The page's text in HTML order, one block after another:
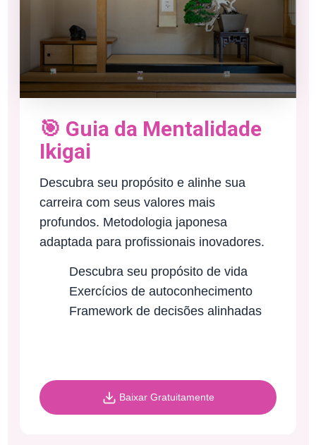
🎯 Guia da Mentalidade
Ikigai
Descubra seu propósito e alinhe sua
carreira com seus valores mais
profundos. Metodologia japonesa
adaptada para profissionais inovadores.
Descubra seu propósito de vida
Exercícios de autoconhecimento
Framework de decisões alinhadas
Baixar Gratuitamente